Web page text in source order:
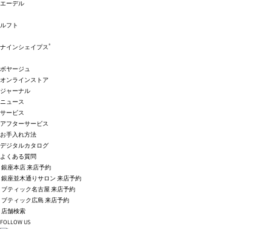
エーデル
ルフト
ナインシェイプス®
ボヤージュ
オンラインストア
ジャーナル
ニュース
サービス
アフターサービス
お手入れ方法
デジタルカタログ
よくある質問
銀座本店 来店予約
銀座並木通りサロン 来店予約
ブティック名古屋 来店予約
ブティック広島 来店予約
店舗検索
FOLLOW US